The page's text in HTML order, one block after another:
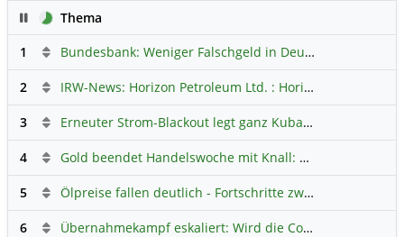
PauseThema
1
Bundesbank: Weniger Falschgeld in Deutschland
2 IRW-News: Horizon Petroleum Ltd. : Horizon Petroleum beginnt mit der Testförderung im Projekt Lachowice in Polen und schließt die Platzierung einer überzeichneten Wandelanleihe ab
3 Erneuter Strom-Blackout legt ganz Kuba lahm
4 Gold beendet Handelswoche mit Knall: Barrick Mining – Ist diese Aktie wieder ein Kauf?
5 Ölpreise fallen deutlich - Fortschritte zwischen USA und Iran belasten
6 Übernahmekampf eskaliert: Wird die Commerzbank italienisch?